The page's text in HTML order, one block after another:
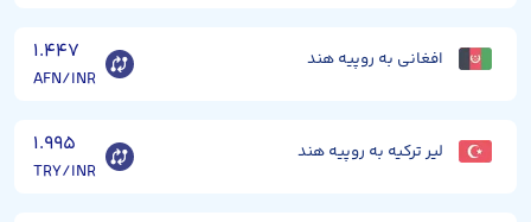
افغانی به روپیه هند ۱.۴۴۷
AFN/INR
لیر ترکیه به روپیه هند ۱.۹۹۵
TRY/INR